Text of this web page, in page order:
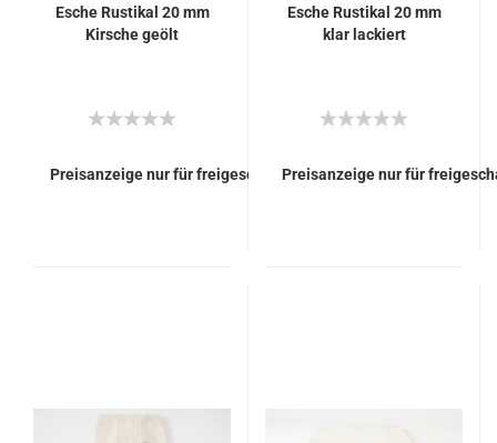
Esche Rustikal 20 mm
Kirsche geölt
Preisanzeige nur für freigeschaltete Kunden
Esche Rustikal 20 mm
klar lackiert
Preisanzeige nur für